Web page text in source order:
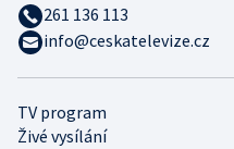
TV program
Živé vysílání
261 136 113
info@ceskatelevize.cz